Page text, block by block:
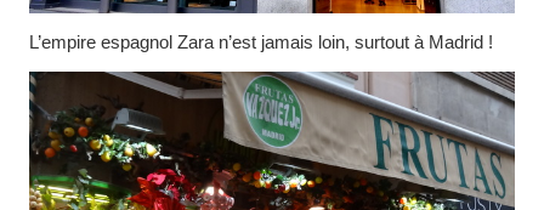
L’empire espagnol Zara n’est jamais loin, surtout à Madrid !